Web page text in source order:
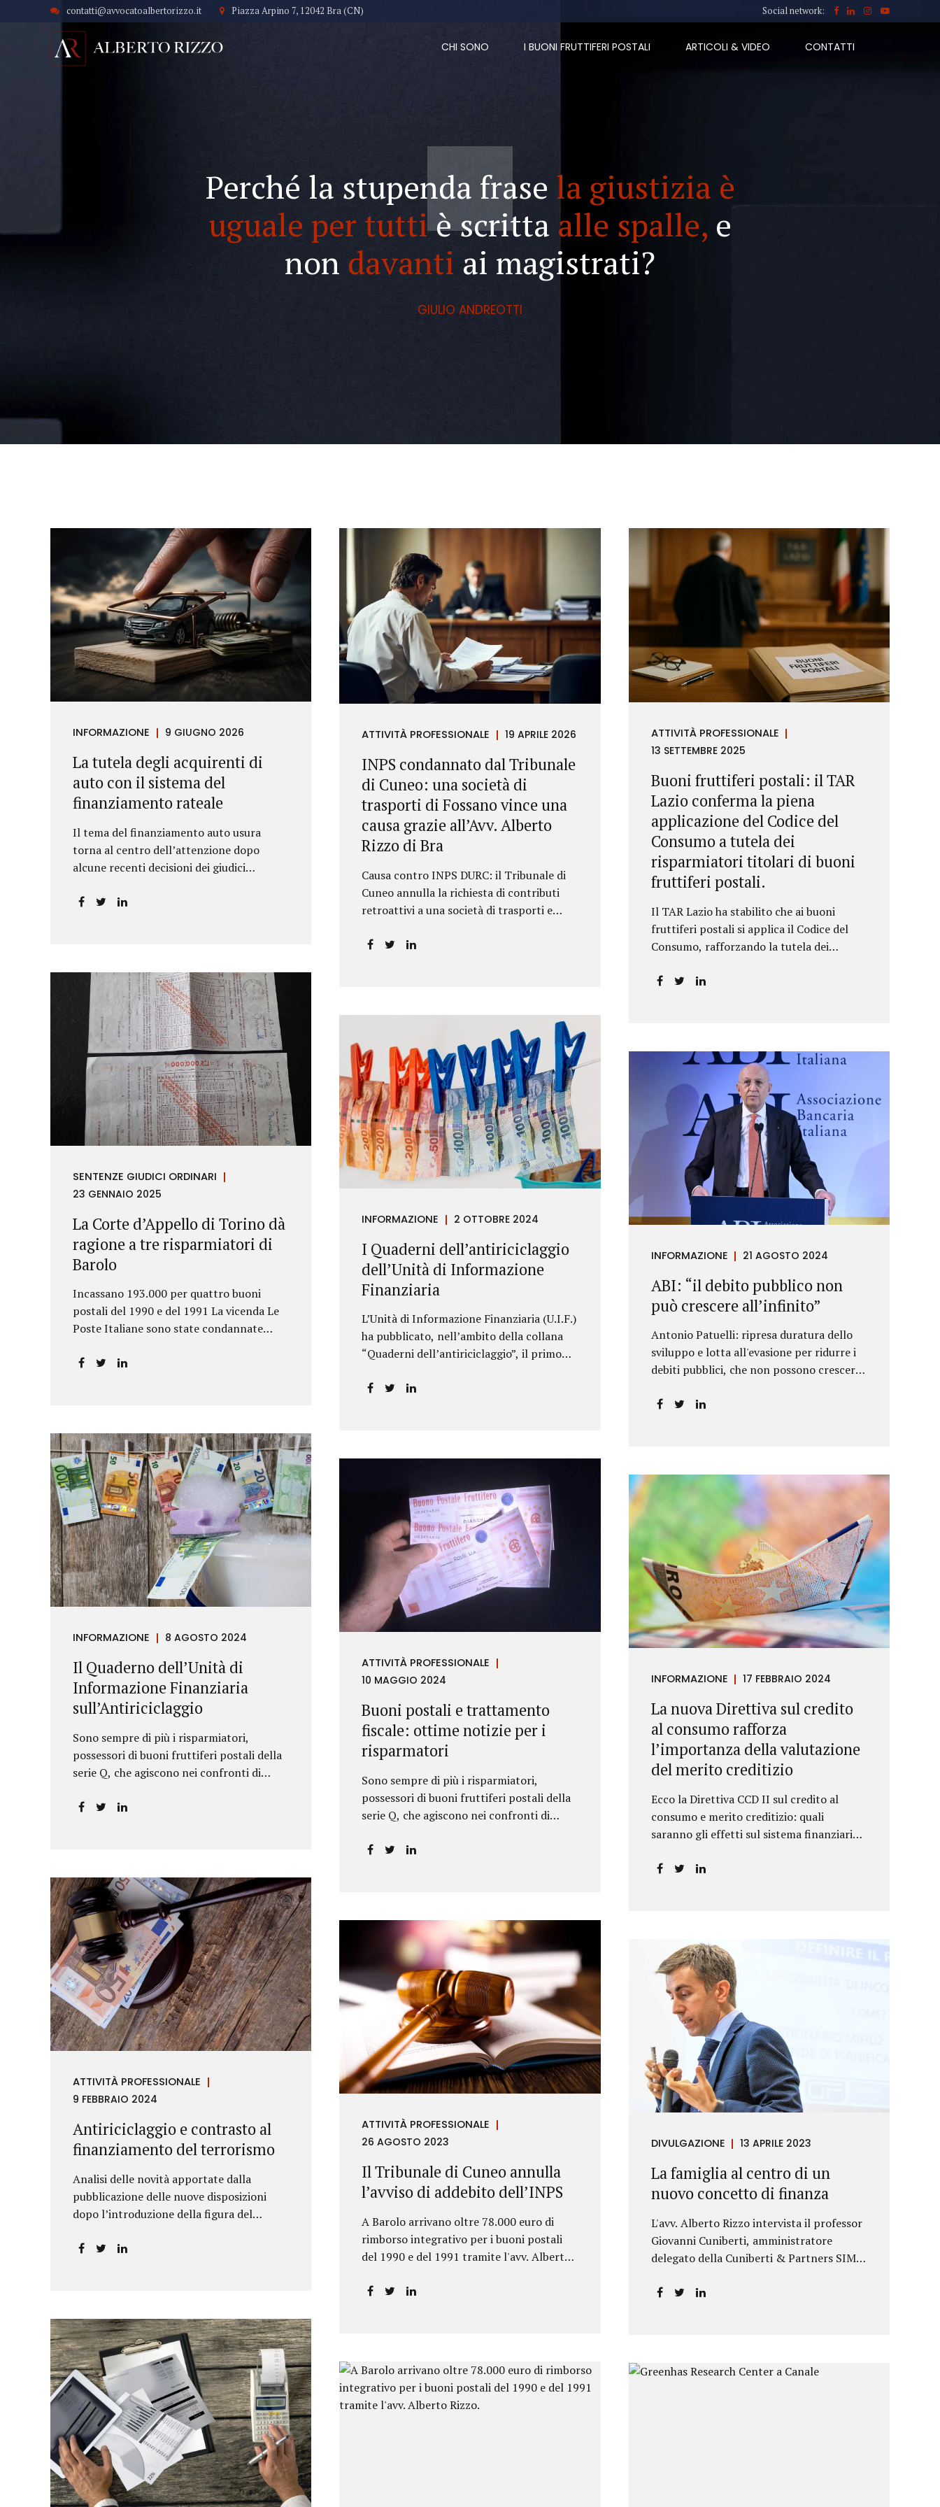
contatti@avvocatoalbertorizzo.it Piazza Arpino 7, 12042 Bra (CN) Social network:
CHI SONO I BUONI FRUTTIFERI POSTALI ARTICOLI & VIDEO CONTATTI
Perché la stupenda frase la giustizia è
uguale per tuttiè scritta alle spalle, e
non davanti ai magistrati?
GIULIO ANDREOTTI
INFORMAZIONE 9 GIUGNO 2026
La tutela degli acquirenti di
auto con il sistema del
finanziamento rateale
Il tema del finanziamento auto usura
torna al centro dell’attenzione dopo
alcune recenti decisioni dei giudici
anche i costi assicurativi collegati al
consumatori.
ATTIVITÀ PROFESSIONALE 19 APRILE 2026
INPS condannato dal Tribunale
di Cuneo: una società di
trasporti di Fossano vince una
causa grazie all’Avv. Alberto
Rizzo di Bra
Causa contro INPS DURC: il Tribunale di
Cuneo annulla la richiesta di contributi
retroattivi a una società di trasporti e
chiarendo i limiti delle pretese
ATTIVITÀ PROFESSIONALE
13 SETTEMBRE 2025
Buoni fruttiferi postali: il TAR
Lazio conferma la piena
applicazione del Codice del
Consumo a tutela dei
risparmiatori titolari di buoni
fruttiferi postali.
Il TAR Lazio ha stabilito che ai buoni
fruttiferi postali si applica il Codice del
Consumo, rafforzando la tutela dei
possibilità di ottenere risarcimenti per chi
SENTENZE GIUDICI ORDINARI
23 GENNAIO 2025
La Corte d’Appello di Torino dà
ragione a tre risparmiatori di
Barolo
Incassano 193.000 per quattro buoni
postali del 1990 e del 1991 La vicenda Le
Poste Italiane sono state condannate
riconoscere, a tre risparmiatori di Barolo,
risparmiatori, titolari di quattro buoni da
5.000.000 lire ciascuno, non erano stati
pagati integralmente gli interessi
riportati nel retro dei titoli. E questo a
causa di una modifica dei rendimenti
risalente al 1986, precedente alla loro
sottoscrizione, e di un timbro che Poste
aveva messo sopra la tabella, la quale
riportava un generico...
INFORMAZIONE 2 OTTOBRE 2024
I Quaderni dell’antiriciclaggio
dell’Unità di Informazione
Finanziaria
L’Unità di Informazione Finanziaria (U.I.F.)
ha pubblicato, nell’ambito della collana
“Quaderni dell’antiriciclaggio”, il primo
Normativa, che illustra i principali
semestre 2024, con particolare
sezioni della rassegna riguardano le novità
nella disciplina internazionale e
nazionale, e forniscono informazioni su
eventuali consultazioni pubbliche e
su pronunce di particolare
rilevanza emesse nell’esercizio
dell’attività giurisdizionale. In questo
numero l’approfondimento è dedicato, in
particolare: alla recente normativa della
Package), tra cui il Regolamento
Antiriciclaggio e la Direttiva AML;
all’AMLA, ovvero alla nuova Autorità
europea che inizierà...
INFORMAZIONE 21 AGOSTO 2024
ABI: “il debito pubblico non
può crescere all’infinito”
Antonio Patuelli: ripresa duratura dello
sviluppo e lotta all'evasione per ridurre i
debiti pubblici, che non possono crescere
INFORMAZIONE 8 AGOSTO 2024
Il Quaderno dell’Unità di
Informazione Finanziaria
sull’Antiriciclaggio
Sono sempre di più i risparmiatori,
possessori di buoni fruttiferi postali della
serie Q, che agiscono nei confronti di
ATTIVITÀ PROFESSIONALE
10 MAGGIO 2024
Buoni postali e trattamento
fiscale: ottime notizie per i
risparmatori
Sono sempre di più i risparmiatori,
possessori di buoni fruttiferi postali della
serie Q, che agiscono nei confronti di
INFORMAZIONE 17 FEBBRAIO 2024
La nuova Direttiva sul credito
al consumo rafforza
l’importanza della valutazione
del merito creditizio
Ecco la Direttiva CCD II sul credito al
consumo e merito creditizio: quali
saranno gli effetti sul sistema finanziario e
ATTIVITÀ PROFESSIONALE
9 FEBBRAIO 2024
Antiriciclaggio e contrasto al
finanziamento del terrorismo
Analisi delle novità apportate dalla
pubblicazione delle nuove disposizioni
dopo l’introduzione della figura del
ATTIVITÀ PROFESSIONALE
26 AGOSTO 2023
Il Tribunale di Cuneo annulla
l’avviso di addebito dell’INPS
A Barolo arrivano oltre 78.000 euro di
rimborso integrativo per i buoni postali
del 1990 e del 1991 tramite l'avv. Alberto
DIVULGAZIONE 13 APRILE 2023
La famiglia al centro di un
nuovo concetto di finanza
L'avv. Alberto Rizzo intervista il professor
Giovanni Cuniberti, amministratore
delegato della Cuniberti & Partners SIM